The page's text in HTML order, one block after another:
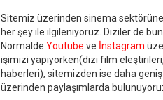
Sitemiz üzerinden sinema
her şey ile ilgileniyoruz. Diziler de
Normalde Youtube ve İnstagram
işimizi yapıyorken(dizi film
haberleri), sitemizden ise daha
üzerinden paylaşımlarda